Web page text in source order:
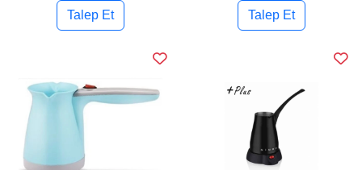
Talep Et Talep Et